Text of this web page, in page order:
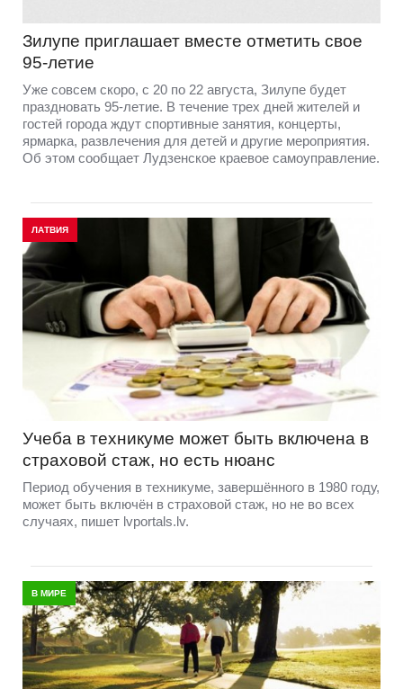
Зилупе приглашает вместе отметить свое
95-летие
Уже совсем скоро, с 20 по 22 августа, Зилупе будет
праздновать 95-летие. В течение трех дней жителей и
гостей города ждут спортивные занятия, концерты,
ярмарка, развлечения для детей и другие мероприятия.
Об этом сообщает Лудзенское краевое самоуправление.
ЛАТВИЯ
Учеба в техникуме может быть включена в
страховой стаж, но есть нюанс
Период обучения в техникуме, завершённого в 1980 году,
может быть включён в страховой стаж, но не во всех
случаях, пишет lvportals.lv.
В МИРЕ